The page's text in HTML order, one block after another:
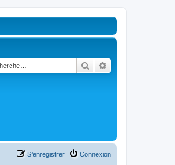
Rechercher
Connexion
S’enregistrer